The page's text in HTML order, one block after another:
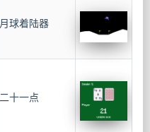
月球着陆器
二十一点